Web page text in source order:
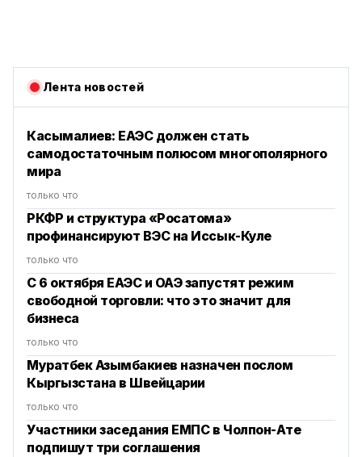
Лента новостей
Касымалиев: ЕАЭС должен стать
самодостаточным полюсом многополярного
мира
только что
РКФР и структура «Росатома»
профинансируют ВЭС на Иссык-Куле
только что
С 6 октября ЕАЭС и ОАЭ запустят режим
свободной торговли: что это значит для
бизнеса
только что
Муратбек Азымбакиев назначен послом
Кыргызстана в Швейцарии
только что
Участники заседания ЕМПС в Чолпон-Ате
подпишут три соглашения